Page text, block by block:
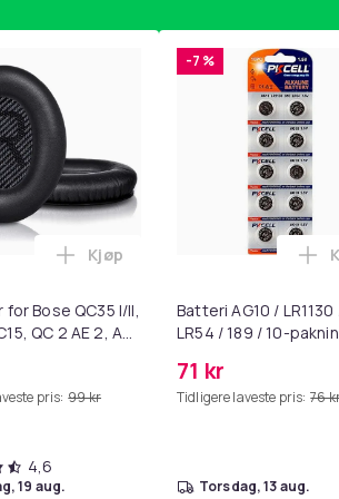
sekunder.
f8a2c254-39ee-
rørs fotpedal motstandsbånd - mage-
Bose QC35 I/II,
QC 2 AE 2, AE
Black
pris: 99 kr
Legg Øreputer for Bose QC35 I/
Kjøp
4,6
19 aug.
-7 %
Batteri AG10 / LR1130
LR54 / 189 / 10-
71 kr
Tidligere laveste pris: 76
torsdag, 13 aug.